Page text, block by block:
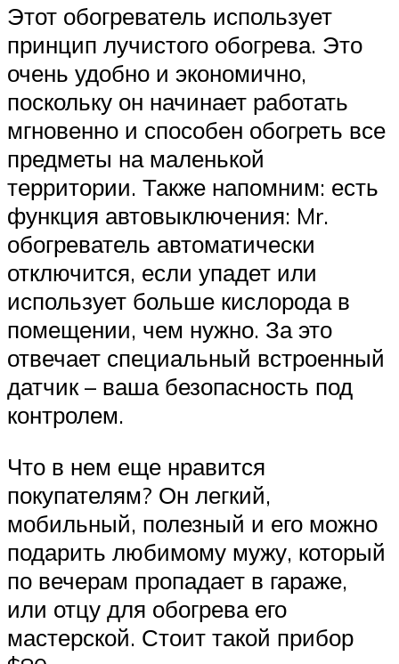
Этот обогреватель использует
принцип лучистого обогрева. Это
очень удобно и экономично,
поскольку он начинает работать
мгновенно и способен обогреть все
предметы на маленькой
территории. Также напомним: есть
функция автовыключения: Mr.
обогреватель автоматически
отключится, если упадет или
использует больше кислорода в
помещении, чем нужно. За это
отвечает специальный встроенный
датчик – ваша безопасность под
контролем.
Что в нем еще нравится
покупателям? Он легкий,
мобильный, полезный и его можно
подарить любимому мужу, который
по вечерам пропадает в гараже,
или отцу для обогрева его
мастерской. Стоит такой прибор